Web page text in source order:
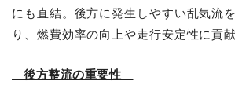
にも直結。後方に発生しやすい乱気流
り、燃費効率の向上や走行安定性に貢
後方整流の重要性